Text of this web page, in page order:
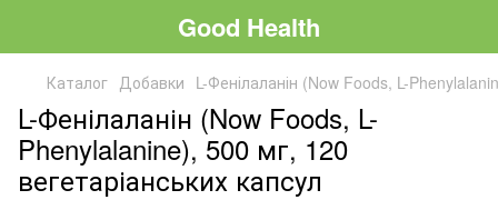
Good Health
Каталог Добавки L-Фенілаланін (Now Foods, L-
L-Фенілаланін (Now Foods, L-
Phenylalanine), 500 мг, 120
вегетаріанських капсул